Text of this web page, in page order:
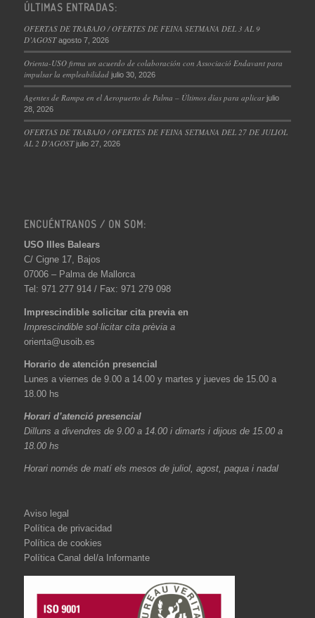
ÚLTIMAS ENTRADAS:
OFERTAS DE TRABAJO / OFERTES DE FEINA SETMANA DEL 3 AL 9
D’AGOST agosto 7, 2026
Orienta-USO firma un acuerdo de colaboración con Associació Endavant para
impulsar la empleabilidad julio 30, 2026
Agentes de Rampa en el Aeropuerto de Palma – Últimos días para aplicar julio
28, 2026
OFERTAS DE TRABAJO / OFERTES DE FEINA SETMANA DEL 27 DE JULIOL
AL 2 D’AGOST julio 27, 2026
ENCUÉNTRANOS / ON SOM:
USO Illes Balears
C/ Cigne 17, Bajos
07006 – Palma de Mallorca
Tel: 971 277 914 / Fax: 971 279 098
Imprescindible solicitar cita previa en
Imprescindible sol·licitar cita prèvia a
orienta@usoib.es
Horario de atención presencial
Lunes a viernes de 9.00 a 14.00 y martes y jueves de 15.00 a
18.00 hs
Horari d’atenció presencial
Dilluns a divendres de 9.00 a 14.00 i dimarts i dijous de 15.00 a
18.00 hs
Horari només de matí els mesos de juliol, agost, paqua i nadal
Aviso legal
Política de privacidad
Política de cookies
Política Canal del/a Informante